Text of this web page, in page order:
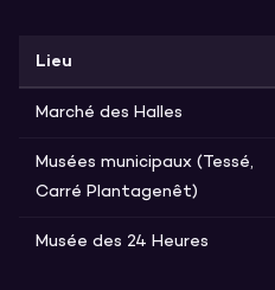
Lieu
Marché des Halles
Musées municipaux (Tessé,
Carré Plantagenêt)
Musée des 24 Heures